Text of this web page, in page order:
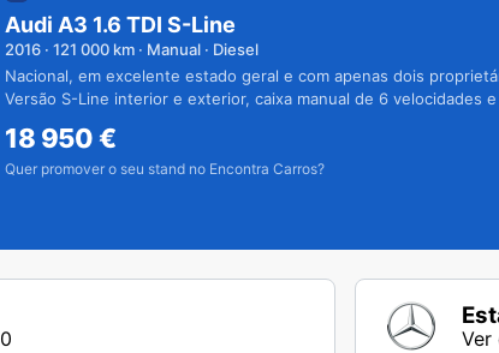
Audi A3 1.6 TDI S-Line
2016 · 121 000 km · Manual · Diesel
Nacional, em excelente estado geral e com apenas dois
Versão S-Line interior e exterior, caixa manual de 6 velocidades
18 950€
Quer promover o seu stand no Encontra Carros?
Ver